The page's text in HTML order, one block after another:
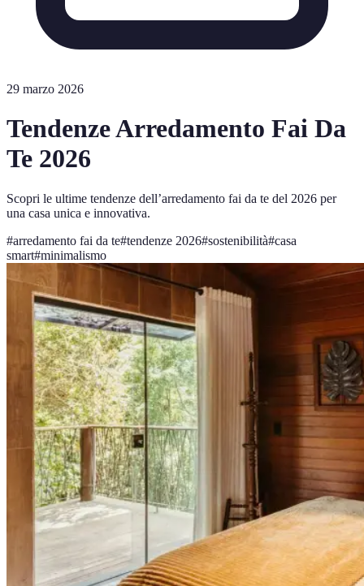
29 marzo 2026
Tendenze Arredamento Fai Da
Te 2026
Scopri le ultime tendenze dell’arredamento fai da te del 2026 per
una casa unica e innovativa.
#arredamento fai da te#tendenze 2026#sostenibilità#casa
smart#minimalismo